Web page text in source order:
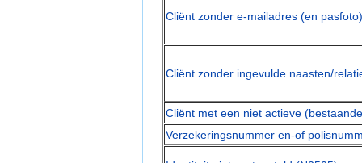
Cliënt zonder e-mailadres (en
Cliënt zonder ingevulde naasten/
Cliënt met een niet actieve
Verzekeringsnummer en-of